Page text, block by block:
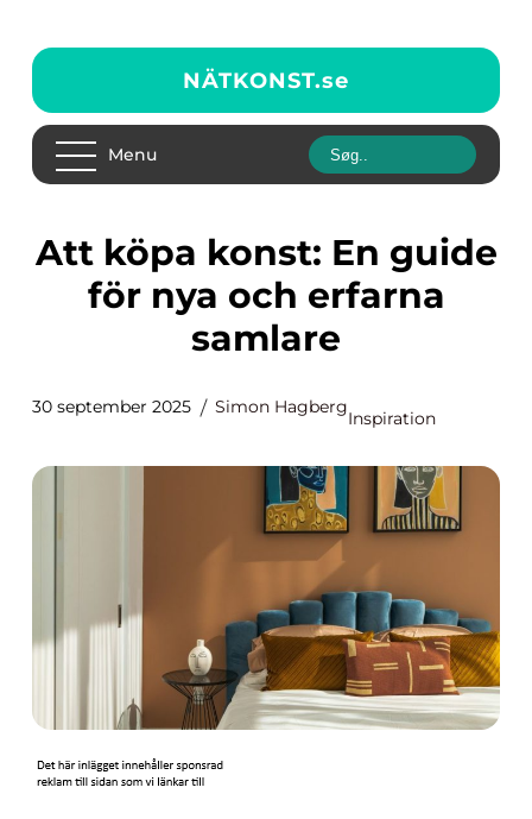
NÄTKONST.se
Menu
Att köpa konst: En guide
för nya och erfarna
samlare
30 september 2025 Simon Hagberg
Inspiration